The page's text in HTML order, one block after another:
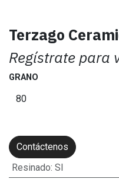
Terzago
Regístrate para
GRANO
Contáctenos
Resinado: SI